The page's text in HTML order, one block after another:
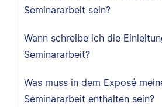
Seminararbeit sein?
Wann schreibe ich die
Seminararbeit?
Was muss in dem Exposé
Seminararbeit enthalten sein?